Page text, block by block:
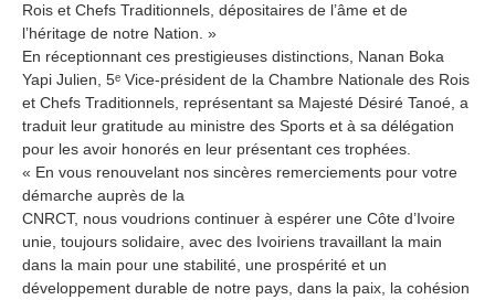
Rois et Chefs Traditionnels, dépositaires de l’âme et de
l’héritage de notre Nation. »
En réceptionnant ces prestigieuses distinctions, Nanan Boka
Yapi Julien, 5ᵉ Vice-président de la Chambre Nationale des Rois
et Chefs Traditionnels, représentant sa Majesté Désiré Tanoé, a
traduit leur gratitude au ministre des Sports et à sa délégation
pour les avoir honorés en leur présentant ces trophées.
« En vous renouvelant nos sincères remerciements pour votre
démarche auprès de la
CNRCT, nous voudrions continuer à espérer une Côte d’Ivoire
unie, toujours solidaire, avec des Ivoiriens travaillant la main
dans la main pour une stabilité, une prospérité et un
développement durable de notre pays, dans la paix, la cohésion